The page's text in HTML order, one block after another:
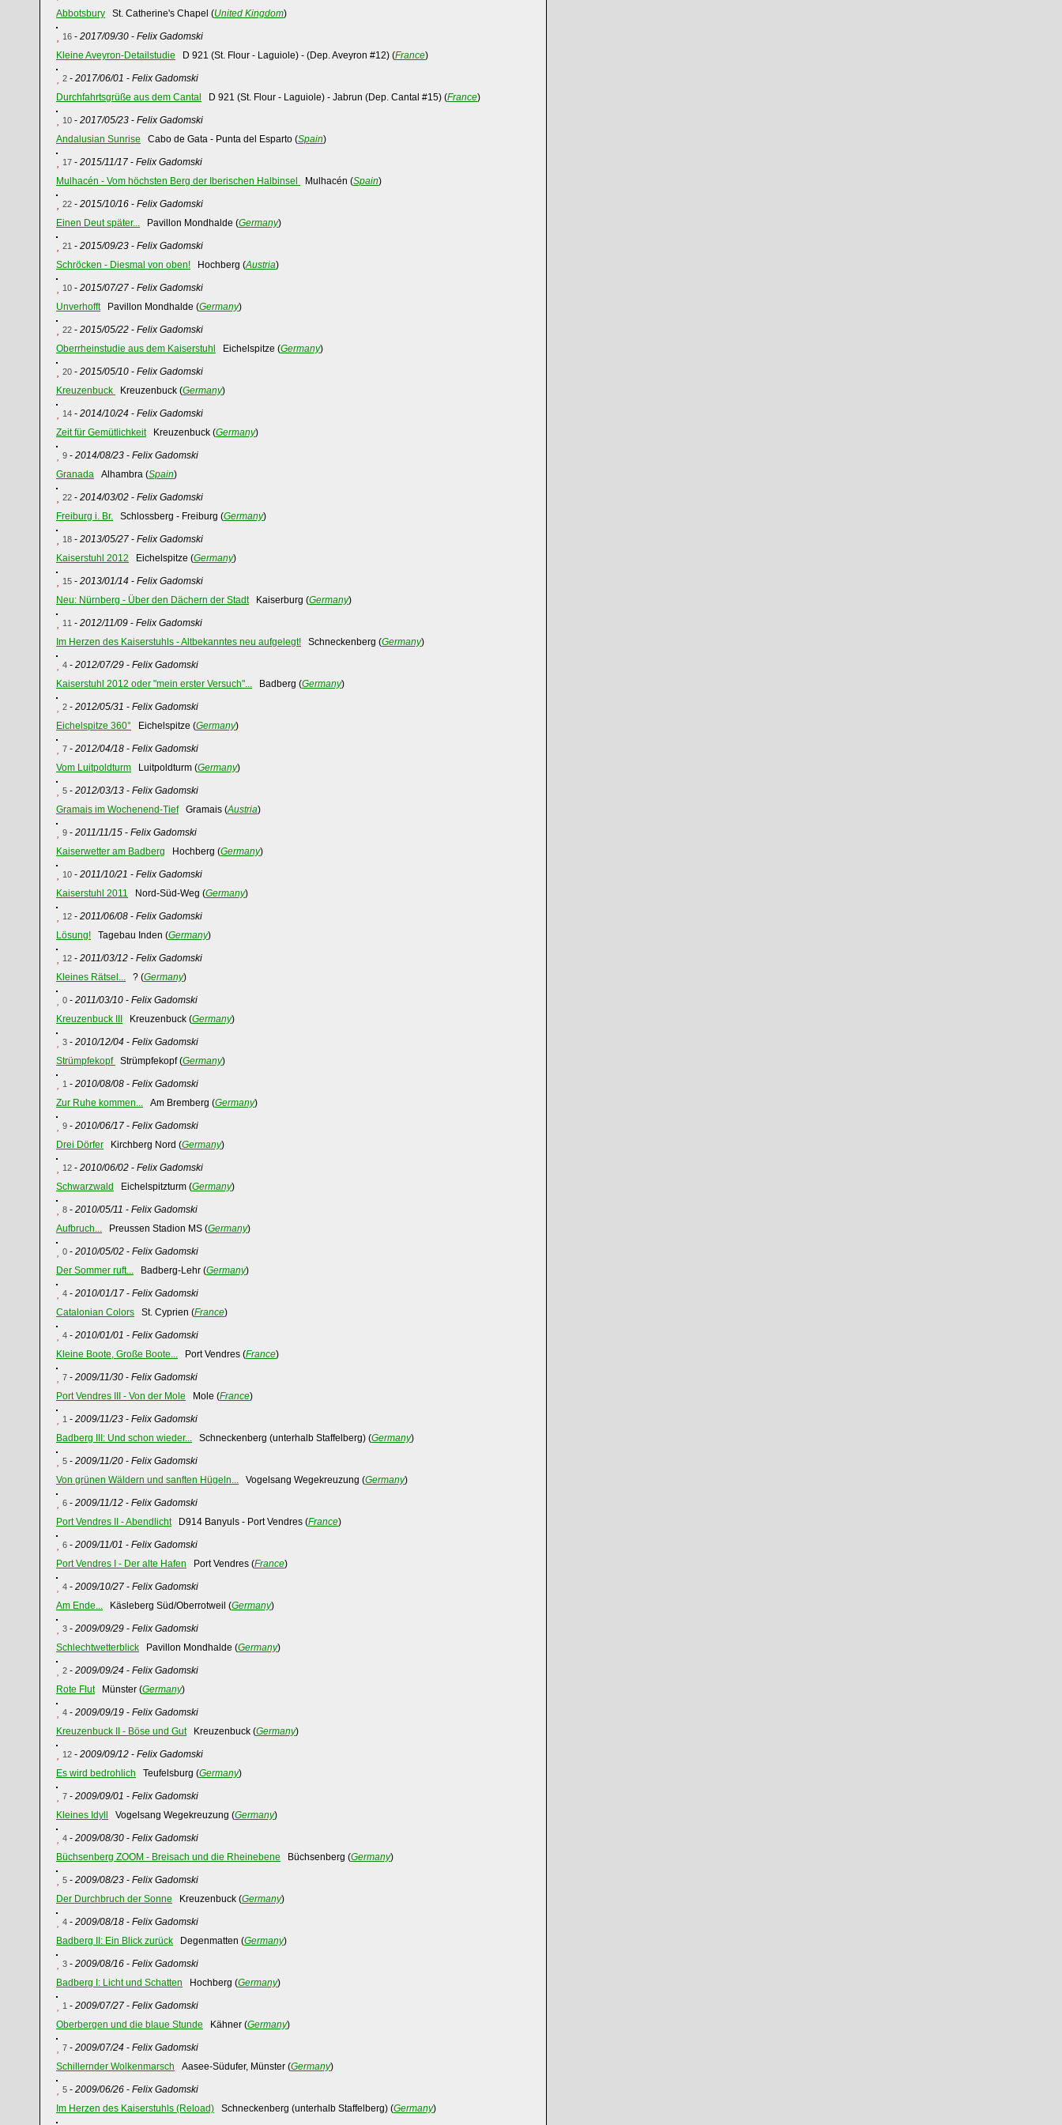
Abbotsbury St. Catherine's Chapel (United Kingdom)
16 - 2017/09/30 - Felix Gadomski
Kleine Aveyron-Detailstudie D 921 (St. Flour - Laguiole) - (Dep. Aveyron #12) (France)
2 - 2017/06/01 - Felix Gadomski
Durchfahrtsgrüße aus dem Cantal
D 921 (St. Flour - Laguiole) - Jabrun (Dep. Cantal #15) (France)
10 - 2017/05/23 - Felix Gadomski
Andalusian Sunrise Cabo de Gata - Punta del Esparto (Spain)
17 - 2015/11/17 - Felix Gadomski
Mulhacén - Vom höchsten Berg der Iberischen Halbinsel
Mulhacén (Spain)
22 - 2015/10/16 - Felix Gadomski
Einen Deut später... Pavillon Mondhalde (Germany)
21 - 2015/09/23 - Felix Gadomski
Schröcken - Diesmal von oben! Hochberg (Austria)
10 - 2015/07/27 - Felix Gadomski
UnverhofftPavillon Mondhalde (Germany)
22 - 2015/05/22 - Felix Gadomski
Oberrheinstudie aus dem Kaiserstuhl
Eichelspitze (Germany)
20 - 2015/05/10 - Felix Gadomski
Kreuzenbuck
Kreuzenbuck (Germany)
14 - 2014/10/24 - Felix Gadomski
Zeit für GemütlichkeitKreuzenbuck (Germany)
9 - 2014/08/23 - Felix Gadomski
Granada Alhambra (Spain)
22 - 2014/03/02 - Felix Gadomski
Freiburg i. Br. Schlossberg - Freiburg (Germany)
18 - 2013/05/27 - Felix Gadomski
Kaiserstuhl 2012 Eichelspitze (Germany)
15 - 2013/01/14 - Felix Gadomski
Neu: Nürnberg - Über den Dächern der StadtKaiserburg (Germany)
11 - 2012/11/09 - Felix Gadomski
Im Herzen des Kaiserstuhls - Altbekanntes neu aufgelegt! Schneckenberg (Germany)
4 - 2012/07/29 - Felix Gadomski
Kaiserstuhl 2012 oder "mein erster Versuch"... Badberg (Germany)
2 - 2012/05/31 - Felix Gadomski
Eichelspitze 360° Eichelspitze (Germany)
7 - 2012/04/18 - Felix Gadomski
Vom Luitpoldturm Luitpoldturm (Germany)
5 - 2012/03/13 - Felix Gadomski
Gramais im Wochenend-TiefGramais (Austria)
9 - 2011/11/15 - Felix Gadomski
Kaiserwetter am Badberg Hochberg (Germany)
10 - 2011/10/21 - Felix Gadomski
Kaiserstuhl 2011 Nord-Süd-Weg (Germany)
12 - 2011/06/08 - Felix Gadomski
Lösung! Tagebau Inden (Germany)
12 - 2011/03/12 - Felix Gadomski
Kleines Rätsel... ? (Germany)
0 - 2011/03/10 - Felix Gadomski
Kreuzenbuck III
Kreuzenbuck (Germany)
3 - 2010/12/04 - Felix Gadomski
Strümpfekopf Strümpfekopf (Germany)
1 - 2010/08/08 - Felix Gadomski
Zur Ruhe kommen... Am Bremberg (Germany)
9 - 2010/06/17 - Felix Gadomski
Drei Dörfer Kirchberg Nord (Germany)
12 - 2010/06/02 - Felix Gadomski
Schwarzwald
Eichelspitzturm (Germany)
8 - 2010/05/11 - Felix Gadomski
Aufbruch... Preussen Stadion MS (Germany)
0 - 2010/05/02 - Felix Gadomski
Der Sommer ruft... Badberg-Lehr (Germany)
4 - 2010/01/17 - Felix Gadomski
Catalonian Colors St. Cyprien (France)
4 - 2010/01/01 - Felix Gadomski
Kleine Boote, Große Boote... Port Vendres (France)
7 - 2009/11/30 - Felix Gadomski
Port Vendres III - Von der Mole Mole (France)
1 - 2009/11/23 - Felix Gadomski
Badberg III: Und schon wieder... Schneckenberg (unterhalb Staffelberg) (Germany)
5 - 2009/11/20 - Felix Gadomski
Von grünen Wäldern und sanften Hügeln... Vogelsang Wegekreuzung (Germany)
6 - 2009/11/12 - Felix Gadomski
Port Vendres II - AbendlichtD914 Banyuls - Port Vendres (France)
6 - 2009/11/01 - Felix Gadomski
Port Vendres I - Der alte Hafen Port Vendres (France)
4 - 2009/10/27 - Felix Gadomski
Am Ende... Käsleberg Süd/Oberrotweil (Germany)
3 - 2009/09/29 - Felix Gadomski
Schlechtwetterblick Pavillon Mondhalde (Germany)
2 - 2009/09/24 - Felix Gadomski
Rote FlutMünster (Germany)
4 - 2009/09/19 - Felix Gadomski
Kreuzenbuck II - Böse und GutKreuzenbuck (Germany)
12 - 2009/09/12 - Felix Gadomski
Es wird bedrohlich Teufelsburg (Germany)
7 - 2009/09/01 - Felix Gadomski
Kleines Idyll
Vogelsang Wegekreuzung (Germany)
4 - 2009/08/30 - Felix Gadomski
Büchsenberg ZOOM - Breisach und die Rheinebene Büchsenberg (Germany)
5 - 2009/08/23 - Felix Gadomski
Der Durchbruch der Sonne Kreuzenbuck (Germany)
4 - 2009/08/18 - Felix Gadomski
Badberg II: Ein Blick zurück Degenmatten (Germany)
3 - 2009/08/16 - Felix Gadomski
Badberg I: Licht und Schatten Hochberg (Germany)
1 - 2009/07/27 - Felix Gadomski
Oberbergen und die blaue Stunde Kähner (Germany)
7 - 2009/07/24 - Felix Gadomski
Schillernder Wolkenmarsch Aasee-Südufer, Münster (Germany)
5 - 2009/06/26 - Felix Gadomski
Im Herzen des Kaiserstuhls (Reload) Schneckenberg (unterhalb Staffelberg) (Germany)